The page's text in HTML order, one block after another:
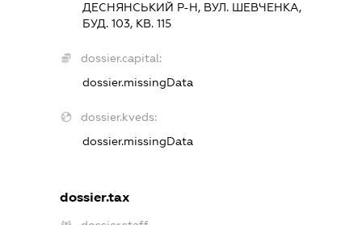
ДЕСНЯНСЬКИЙ Р-Н, ВУЛ. ШЕВЧЕНКА,
БУД. 103, КВ. 115
dossier.capital:
dossier.missingData
dossier.kveds:
dossier.missingData
dossier.tax